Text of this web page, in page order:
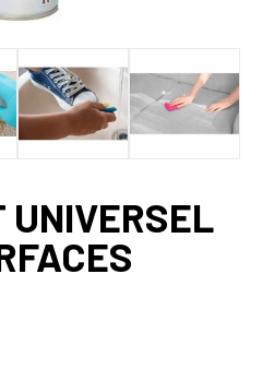
UNIVERSEL